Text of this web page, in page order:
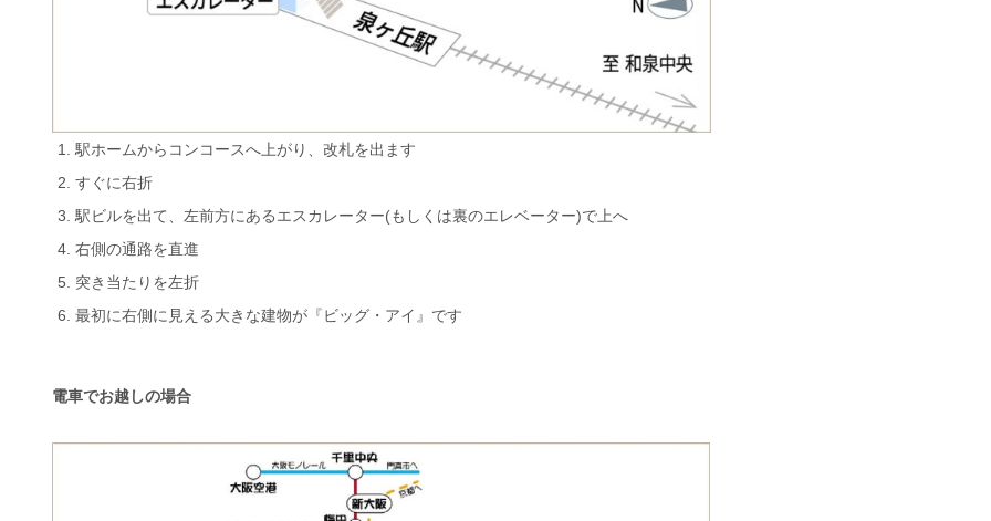
駅ホームからコンコースへ上がり、改札を出ます
すぐに右折
駅ビルを出て、左前方にあるエスカレーター(もしくは裏のエレベーター)で上へ
右側の通路を直進
突き当たりを左折
最初に右側に見える大きな建物が『ビッグ・アイ』です
電車でお越しの場合